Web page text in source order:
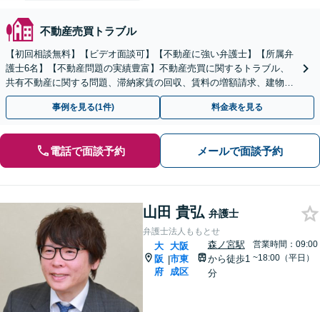
不動産売買トラブル
【初回相談無料】【ビデオ面談可】【不動産に強い弁護士】【所属弁
護士6名】【不動産問題の実績豊富】不動産売買に関するトラブル、
共有不動産に関する問題、滞納家賃の回収、賃料の増額請求、建物明
渡、各種契約書の作成等について幅広く対応。
事例を見る(1件) 料金表を見る
電話で面談予約 メールで面談予約
山田 貴弘 弁護士
弁護士法人ももとせ
大
阪
府
|
大阪
市東
成区
森ノ宮駅
から徒歩1
分
営業時間：09:00
~18:00（平日）